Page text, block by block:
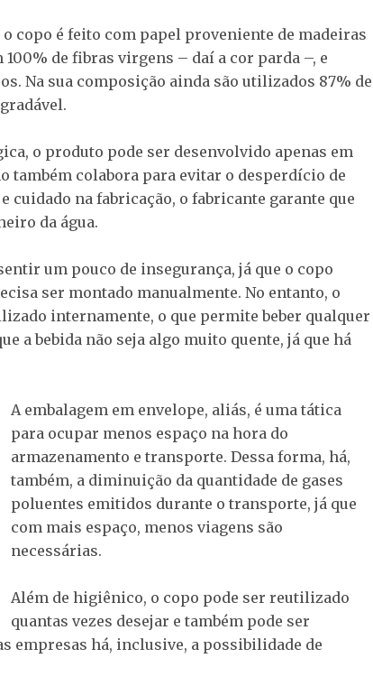
copo é feito com papel proveniente de madeiras
de fibras virgens – daí a cor parda –, e
Na sua composição ainda são utilizados 87% de
o produto pode ser desenvolvido apenas em
também colabora para evitar o desperdício de
cuidado na fabricação, o fabricante garante que
da água.
um pouco de insegurança, já que o copo
ser montado manualmente. No entanto, o
internamente, o que permite beber qualquer
a bebida não seja algo muito quente, já que há
A embalagem em envelope, aliás, é uma tática
para ocupar menos espaço na hora do
armazenamento e transporte. Dessa forma, há,
também, a diminuição da quantidade de gases
poluentes emitidos durante o transporte, já que
com mais espaço, menos viagens são
necessárias.
Além de higiênico, o copo pode ser reutilizado
quantas vezes desejar e também pode ser
empresas há, inclusive, a possibilidade de